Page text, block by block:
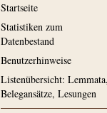
Startseite
Statistiken zum
Datenbestand
Benutzerhinweise
Listenübersicht: Lemmata,
Belegansätze, Lesungen